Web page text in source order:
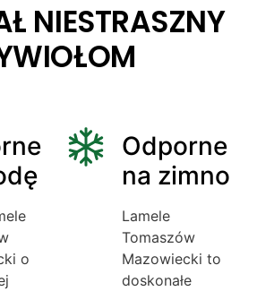
NIESTRASZNY
o
Odporne
na zimno
Lamele
Tomaszów
Mazowiecki to
doskonałe